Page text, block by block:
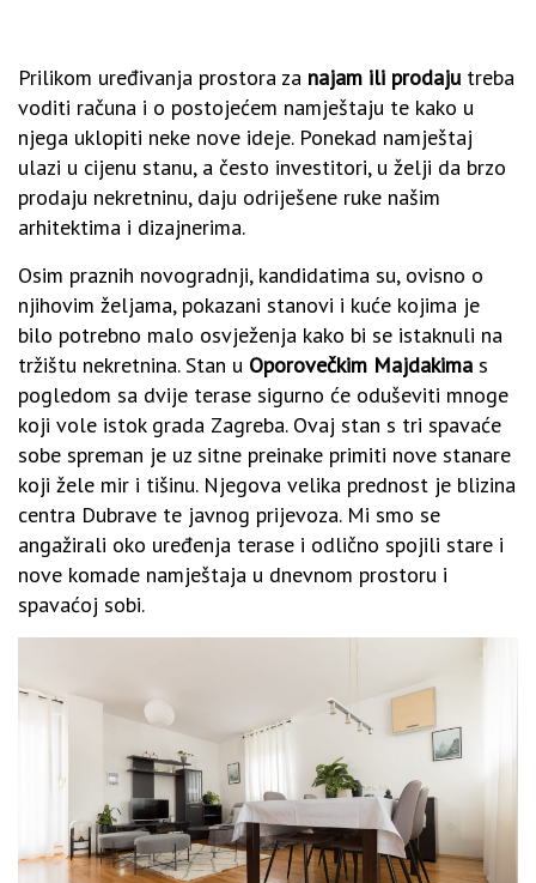
Prilikom uređivanja prostora za najam ili prodaju treba
voditi računa i o postojećem namještaju te kako u
njega uklopiti neke nove ideje. Ponekad namještaj
ulazi u cijenu stanu, a često investitori, u želji da brzo
prodaju nekretninu, daju odriješene ruke našim
arhitektima i dizajnerima.
Osim praznih novogradnji, kandidatima su, ovisno o
njihovim željama, pokazani stanovi i kuće kojima je
bilo potrebno malo osvježenja kako bi se istaknuli na
tržištu nekretnina. Stan u Oporovečkim Majdakima s
pogledom sa dvije terase sigurno će oduševiti mnoge
koji vole istok grada Zagreba. Ovaj stan s tri spavaće
sobe spreman je uz sitne preinake primiti nove stanare
koji žele mir i tišinu. Njegova velika prednost je blizina
centra Dubrave te javnog prijevoza. Mi smo se
angažirali oko uređenja terase i odlično spojili stare i
nove komade namještaja u dnevnom prostoru i
spavaćoj sobi.